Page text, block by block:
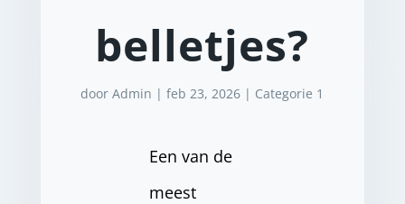
belletjes?
doorAdmin |feb 23, 2026 | Categorie 1
Een van de
meest